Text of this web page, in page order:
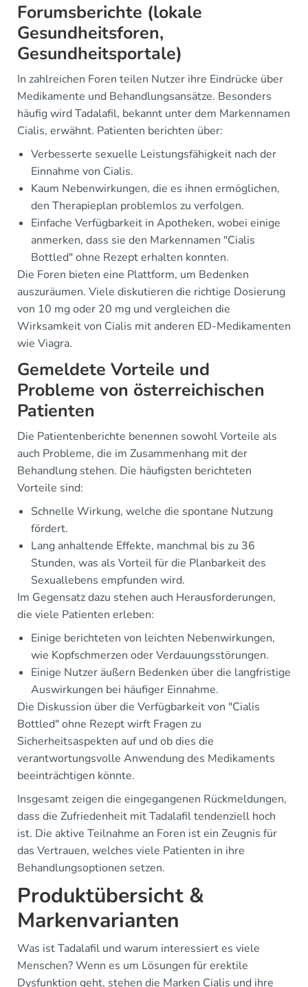
Forumsberichte (lokale
Gesundheitsforen,
Gesundheitsportale)
In zahlreichen Foren teilen Nutzer ihre Eindrücke über
Medikamente und Behandlungsansätze. Besonders
häufig wird Tadalafil, bekannt unter dem Markennamen
Cialis, erwähnt. Patienten berichten über:
Verbesserte sexuelle Leistungsfähigkeit nach der
Einnahme von Cialis.
Kaum Nebenwirkungen, die es ihnen ermöglichen,
den Therapieplan problemlos zu verfolgen.
Einfache Verfügbarkeit in Apotheken, wobei einige
anmerken, dass sie den Markennamen "Cialis
Bottled" ohne Rezept erhalten konnten.
Die Foren bieten eine Plattform, um Bedenken
auszuräumen. Viele diskutieren die richtige Dosierung
von 10 mg oder 20 mg und vergleichen die
Wirksamkeit von Cialis mit anderen ED-Medikamenten
wie Viagra.
Gemeldete Vorteile und
Probleme von österreichischen
Patienten
Die Patientenberichte benennen sowohl Vorteile als
auch Probleme, die im Zusammenhang mit der
Behandlung stehen. Die häufigsten berichteten
Vorteile sind:
Schnelle Wirkung, welche die spontane Nutzung
fördert.
Lang anhaltende Effekte, manchmal bis zu 36
Stunden, was als Vorteil für die Planbarkeit des
Sexuallebens empfunden wird.
Im Gegensatz dazu stehen auch Herausforderungen,
die viele Patienten erleben:
Einige berichteten von leichten Nebenwirkungen,
wie Kopfschmerzen oder Verdauungsstörungen.
Einige Nutzer äußern Bedenken über die langfristige
Auswirkungen bei häufiger Einnahme.
Die Diskussion über die Verfügbarkeit von "Cialis
Bottled" ohne Rezept wirft Fragen zu
Sicherheitsaspekten auf und ob dies die
verantwortungsvolle Anwendung des Medikaments
beeinträchtigen könnte.
Insgesamt zeigen die eingegangenen Rückmeldungen,
dass die Zufriedenheit mit Tadalafil tendenziell hoch
ist. Die aktive Teilnahme an Foren ist ein Zeugnis für
das Vertrauen, welches viele Patienten in ihre
Behandlungsoptionen setzen.
Produktübersicht &
Markenvarianten
Was ist Tadalafil und warum interessiert es viele
Menschen? Wenn es um Lösungen für erektile
Dysfunktion geht, stehen die Marken Cialis und ihre